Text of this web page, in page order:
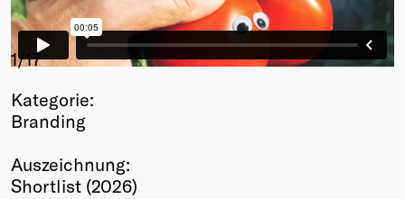
Membership
Info
Young Creatives
Friends of Creativity
Winners
2026
1/17
Kategorie:
Branding
Auszeichnung:
Shortlist (2026)